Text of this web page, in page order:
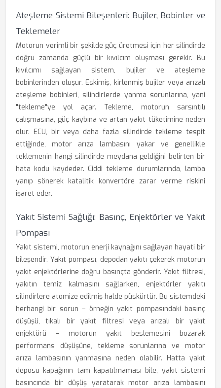
Ateşleme Sistemi Bileşenleri: Bujiler, Bobinler ve
Teklemeler
Motorun verimli bir şekilde güç üretmesi için her silindirde
doğru zamanda güçlü bir kıvılcım oluşması gerekir. Bu
kıvılcımı sağlayan sistem, bujiler ve ateşleme
bobinlerinden oluşur. Eskimiş, kirlenmiş bujiler veya arızalı
ateşleme bobinleri, silindirlerde yanma sorunlarına, yani
"tekleme"ye yol açar. Tekleme, motorun sarsıntılı
çalışmasına, güç kaybına ve artan yakıt tüketimine neden
olur. ECU, bir veya daha fazla silindirde tekleme tespit
ettiğinde, motor arıza lambasını yakar ve genellikle
teklemenin hangi silindirde meydana geldiğini belirten bir
hata kodu kaydeder. Ciddi tekleme durumlarında, lamba
yanıp sönerek katalitik konvertöre zarar verme riskini
işaret eder.
Yakıt Sistemi Sağlığı: Basınç, Enjektörler ve Yakıt
Pompası
Yakıt sistemi, motorun enerji kaynağını sağlayan hayati bir
bileşendir. Yakıt pompası, depodan yakıtı çekerek motorun
yakıt enjektörlerine doğru basınçta gönderir. Yakıt filtresi,
yakıtın temiz kalmasını sağlarken, enjektörler yakıtı
silindirlere atomize edilmiş halde püskürtür. Bu sistemdeki
herhangi bir sorun – örneğin yakıt pompasındaki basınç
düşüşü, tıkalı bir yakıt filtresi veya arızalı bir yakıt
enjektörü – motorun yakıt beslemesini bozarak
performans düşüşüne, tekleme sorunlarına ve motor
arıza lambasının yanmasına neden olabilir. Hatta yakıt
deposu kapağının tam kapatılmaması bile, yakıt sistemi
basıncında bir düşüş yaratarak motor arıza lambasını